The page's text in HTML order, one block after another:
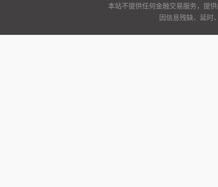
本站不提供任何金融交易服务，提
因信息残缺、延时